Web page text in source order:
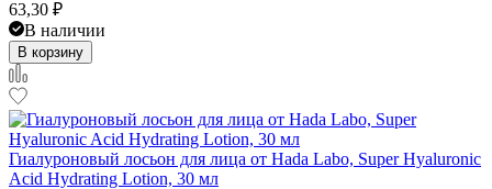
63,30 ₽
В наличии
В корзину
Гиалуроновый лосьон для лица от Hada Labo, Super Hyaluronic
Acid Hydrating Lotion, 30 мл